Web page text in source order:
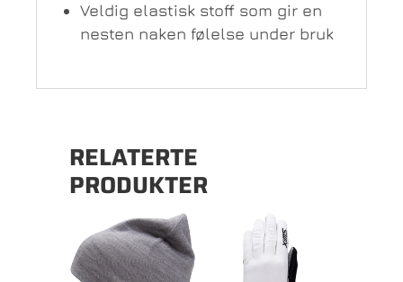
Veldig elastisk stoff som gir en
nesten naken følelse under bruk
RELATERTE
PRODUKTER